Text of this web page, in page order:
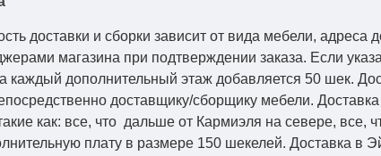
доставки и сборки зависит от вида мебели, адреса
магазина при подтверждении заказа. Если
каждый дополнительный этаж добавляется 50 шек.
доставщику/сборщику мебели.
как: все, что дальше от Кармиэля на севере,
плату в размере 150 шекелей. Доставка в